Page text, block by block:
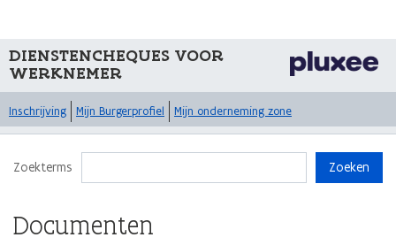
DIENSTENCHEQUES VOOR
WERKNEMER
Inschrijving Mijn Burgerprofiel Mijn onderneming zone
Zoekterms Zoeken
Documenten